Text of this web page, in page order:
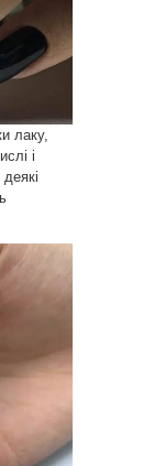
лаку,
і